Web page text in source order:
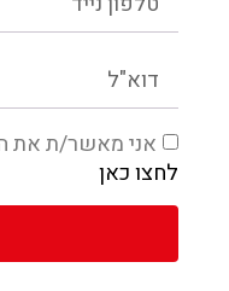
אני מאשר/ת את
לחצו כאן